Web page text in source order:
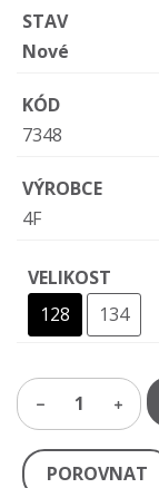
STAV
Nové
KÓD
7348
VÝROBCE
4F
VELIKOST
128
134
1
POROVNAT